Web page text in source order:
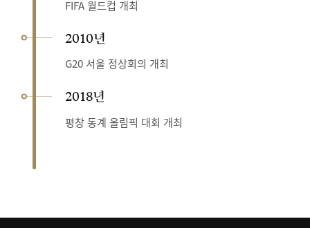
FIFA 월드컵 개최
2010년
G20 서울 정상회의 개최
2018년
평창 동계 올림픽 대회 개최